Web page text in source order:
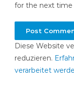
for the next
Diese Website
reduzieren.
verarbeitet